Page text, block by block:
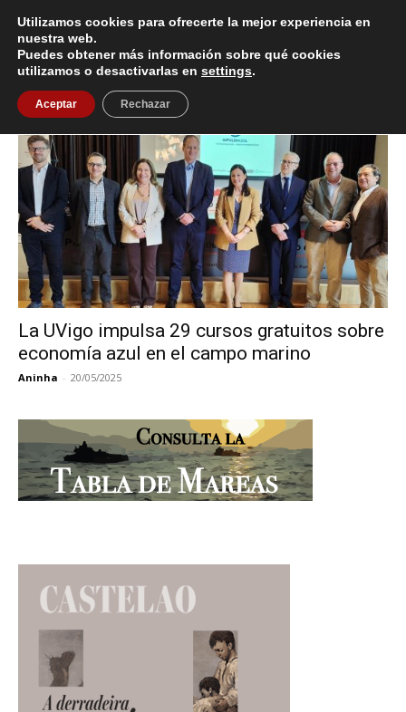
Inicio Etiquetas Programa Empleaverde+
Etiqueta: programa Empleaverde+
La UVigo impulsa 29 cursos gratuitos sobre
economía azul en el campo marino
Aninha - 20/05/2025
Utilizamos cookies para ofrecerte la mejor experiencia en
nuestra web.
Puedes obtener más información sobre qué cookies
utilizamos o desactivarlas en settings.
Aceptar Rechazar